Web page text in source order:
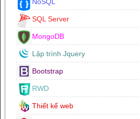
NoSQL
SQL Server
MongoDB
Lập trình Jquery
Bootstrap
RWD
Thiết kế web